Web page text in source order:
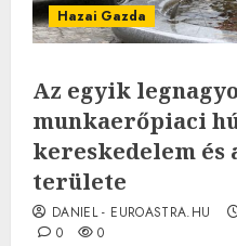
Hazai Gazda
Az egyik
munkaerőpiaci
kereskedelem és
területe
DANIEL - EUROASTRA.HU
0
0